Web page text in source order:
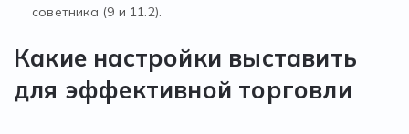
советника (9 и 11.2).
Какие настройки выставить
для эффективной торговли